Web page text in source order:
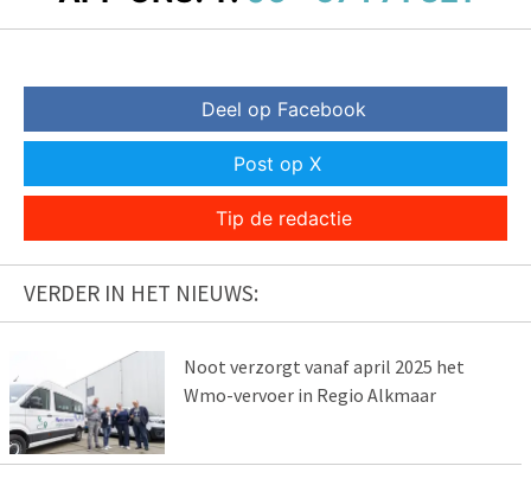
Deel op Facebook
Post op X
Tip de redactie
VERDER IN HET NIEUWS:
Noot verzorgt vanaf april 2025 het
Wmo-vervoer in Regio Alkmaar